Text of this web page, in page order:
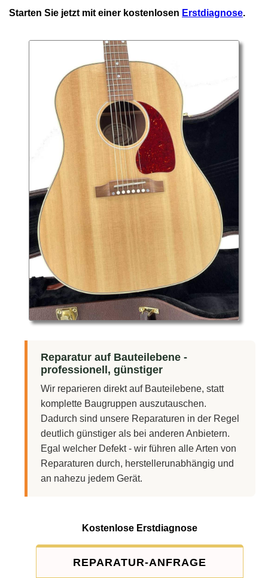
Starten Sie jetzt mit einer kostenlosen Erstdiagnose.
Reparatur auf Bauteilebene -
professionell, günstiger
Wir reparieren direkt auf Bauteilebene, statt
komplette Baugruppen auszutauschen.
Dadurch sind unsere Reparaturen in der Regel
deutlich günstiger als bei anderen Anbietern.
Egal welcher Defekt - wir führen alle Arten von
Reparaturen durch, herstellerunabhängig und
an nahezu jedem Gerät.
Kostenlose Erstdiagnose
REPARATUR-ANFRAGE